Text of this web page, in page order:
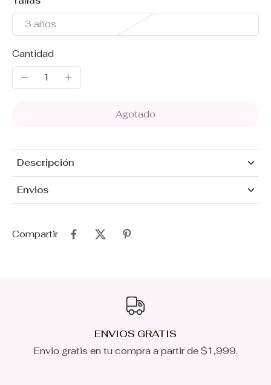
3 años
Cantidad
Agotado
Descripción
Envios
Compartir
ENVIOS GRATIS
Envio gratis en tu compra a partir de $1,999.